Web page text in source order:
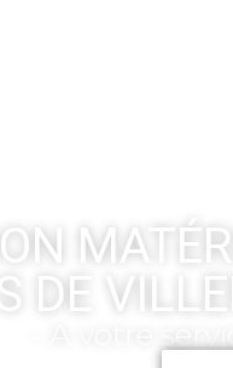
DE
- A votre